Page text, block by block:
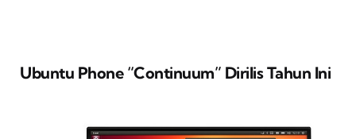
Ubuntu Phone “Continuum” Dirilis Tahun Ini